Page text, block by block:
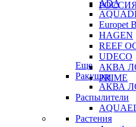
ADA
Europet
HAGEN
REEF
UDECO
АКВА
PRIME
Еще
Ракушки
АКВА
Распылители
Растения